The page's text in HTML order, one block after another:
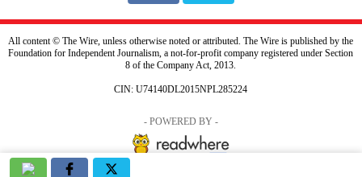
All content © The Wire, unless otherwise noted or attributed. The Wire is published by the
Foundation for Independent Journalism, a not-for-profit company registered under Section
8 of the Company Act, 2013.
CIN: U74140DL2015NPL285224
- POWERED BY -